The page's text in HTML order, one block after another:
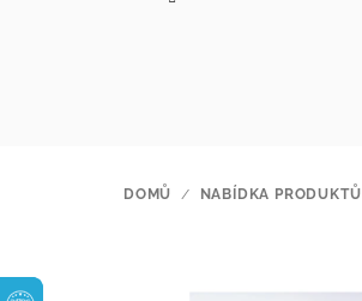
DOMŮ / NABÍDKA PRODUKTŮ